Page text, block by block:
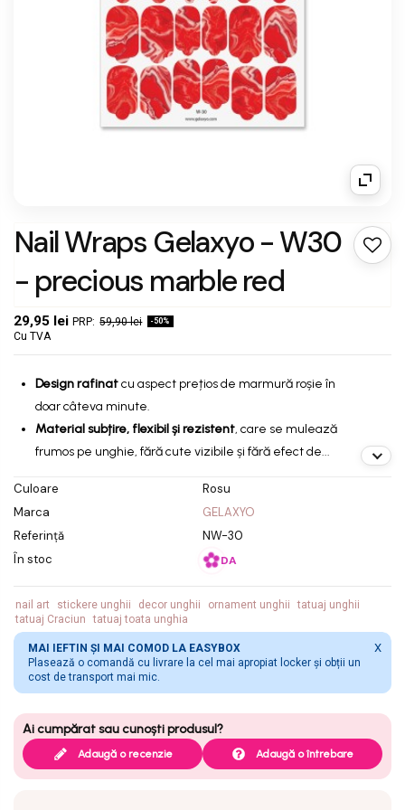
Nail Wraps Gelaxyo - W30
- precious marble red
29,95 lei 59,90 lei -50%
Cu TVA
Design rafinatcu aspect prețios de marmură roșie în
doar câteva minute.
Material subțire, flexibil și rezistent, care se mulează
frumos pe unghie, fără cute vizibile și fără efect de...
Culoare
Rosu
Marca
GELAXYO
Referință
NW-30
În stoc
DA
nail art stickere unghii decor unghii ornament unghii
tatuaj unghii
tatuaj Craciun
tatuaj toata unghia
MAI IEFTIN ȘI MAI COMOD LA EASYBOX
Plasează o comandă cu livrare la cel mai apropiat locker și obții un
cost de transport mai mic.
X
Adaugă o recenzie Adaugă o întrebare